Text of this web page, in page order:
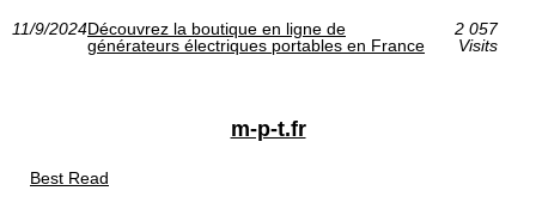
11/9/2024Découvrez la boutique en ligne de
générateurs électriques portables en France
2 057
Visits
m-p-t.fr
Best Read